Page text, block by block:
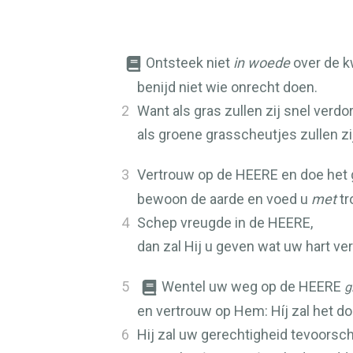
Ontsteek niet in woedeover de
benijd niet wie onrecht doen.
2 Want als gras zullen zij snel
als groene grasscheutjes zullen
3 Vertrouw op de HEERE en doe het
bewoon de aarde en voed u met
4 Schep vreugde in de HEERE,
dan zal Hij u geven wat uw hart
5 Wentel uw weg op de HEERE
en vertrouw op Hem: Híj zal het
6 Hij zal uw gerechtigheid